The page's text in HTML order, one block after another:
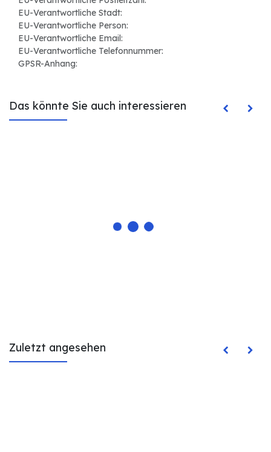
EU-Verantwortliche Stadt:
EU-Verantwortliche Person:
EU-Verantwortliche Email:
EU-Verantwortliche Telefonnummer:
GPSR-Anhang:
Das könnte Sie auch interessieren
Zuletzt angesehen